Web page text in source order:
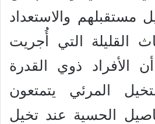
مستقبلهم والاستعداد
القليلة التي أُجريت
الأفراد ذوي القدرة
المرئي يتمتعون
الحسية عند تخيل